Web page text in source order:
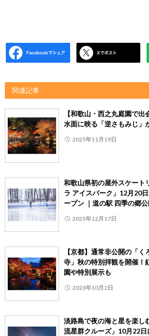
関連記事
【和歌山・西之丸庭園で出
水面に映る「逆さもみじ」
2025年11月19日
和歌山県初の屋外スケート
ラ アイスパーク」12月20
ープン ｜道の駅 四季の郷
2025年12月17日
【京都】通常非公開の「く
寺」秋の特別拝観を開催！
園や特別展示も
2023年10月2日
淡路島で夜の海と星を楽し
流星群クルーズ」10月22日